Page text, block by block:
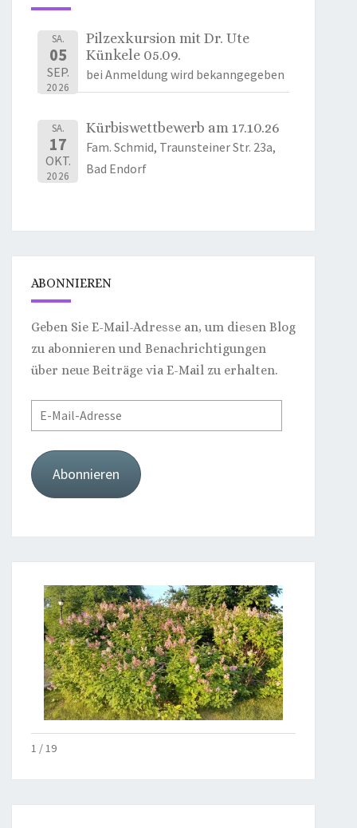
SA.
05
SEP.
2026
Pilzexkursion mit Dr. Ute
Künkele 05.09.
bei Anmeldung wird bekanngegeben
SA.
17
OKT.
2026
Kürbiswettbewerb am 17.10.26
Fam. Schmid, Traunsteiner Str. 23a,
Bad Endorf
ABONNIEREN
Geben Sie E-Mail-Adresse an, um diesen Blog
zu abonnieren und Benachrichtigungen
über neue Beiträge via E-Mail zu erhalten.
E-
Mail-
Adresse
Abonnieren
2 / 19